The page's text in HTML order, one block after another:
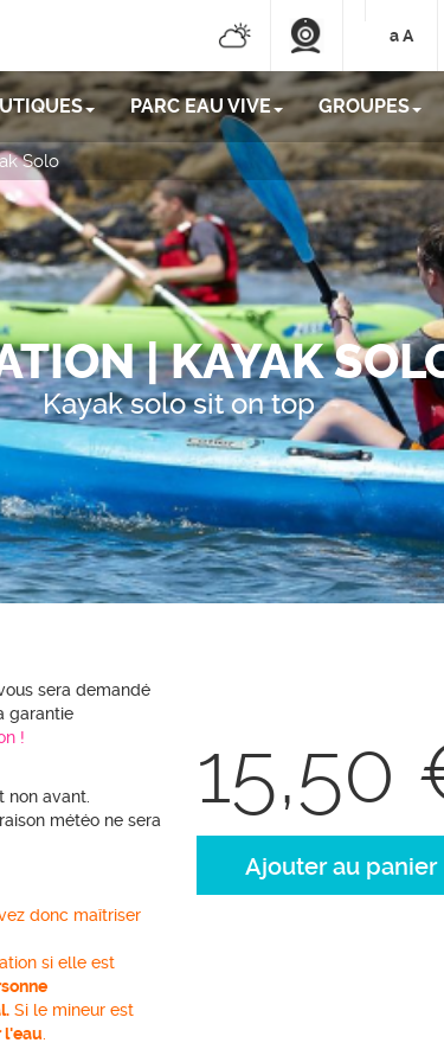
aA
PARC EAU VIVE GROUPES
Solo
| KAYAK
Kayak solo sit on top
sera demandé
garantie
n !
la météo.
et non avant.
météo ne sera
donc maîtriser
!
si elle est
Si le mineur est
l'eau.
15,50